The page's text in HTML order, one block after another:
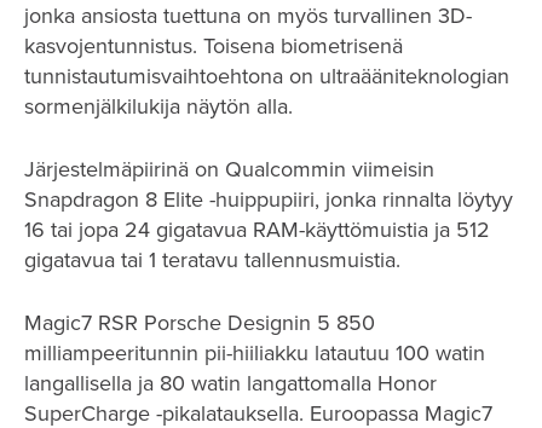
jonka ansiosta tuettuna on myös turvallinen 3D-
kasvojentunnistus. Toisena biometrisenä
tunnistautumisvaihtoehtona on ultraääniteknologian
sormenjälkilukija näytön alla.
Järjestelmäpiirinä on Qualcommin viimeisin
Snapdragon 8 Elite -huippupiiri, jonka rinnalta löytyy
16 tai jopa 24 gigatavua RAM-käyttömuistia ja 512
gigatavua tai 1 teratavu tallennusmuistia.
Magic7 RSR Porsche Designin 5 850
milliampeeritunnin pii-hiiliakku latautuu 100 watin
langallisella ja 80 watin langattomalla Honor
SuperCharge -pikalatauksella. Euroopassa Magic7